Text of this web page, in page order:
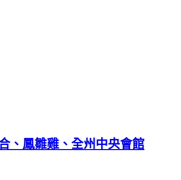
、鳳雛雞、全州中央會館